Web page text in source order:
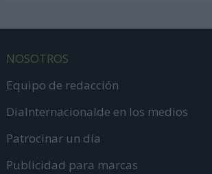
NOSOTROS
Equipo de redacción
DiaInternacionalde en los medios
Patrocinar un día
Publicidad para marcas